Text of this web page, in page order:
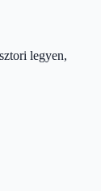
legyen,